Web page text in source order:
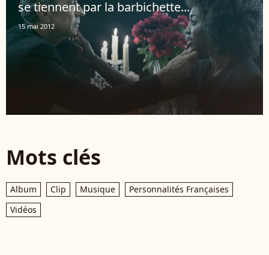
se tiennent par la barbichette...
15 mai 2012
Mots clés
Album Clip Musique
Personnalités Françaises
Vidéos